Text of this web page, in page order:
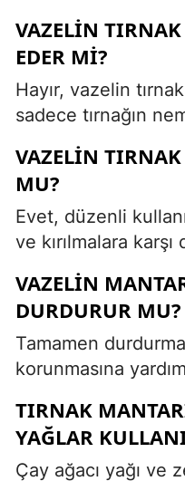
VAZELIN
EDER MI?
Hayır, vazelin
sadece tırnağın
VAZELIN
MU?
Evet, düzenli
ve kırılmalara karşı
VAZELIN
DURDURUR MU?
Tamamen
korunmasına
TIRNAK
YAĞLAR
Çay ağacı yağı ve